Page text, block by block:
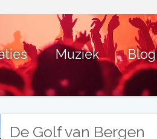
Muziek Blog
De Golf van Bergen